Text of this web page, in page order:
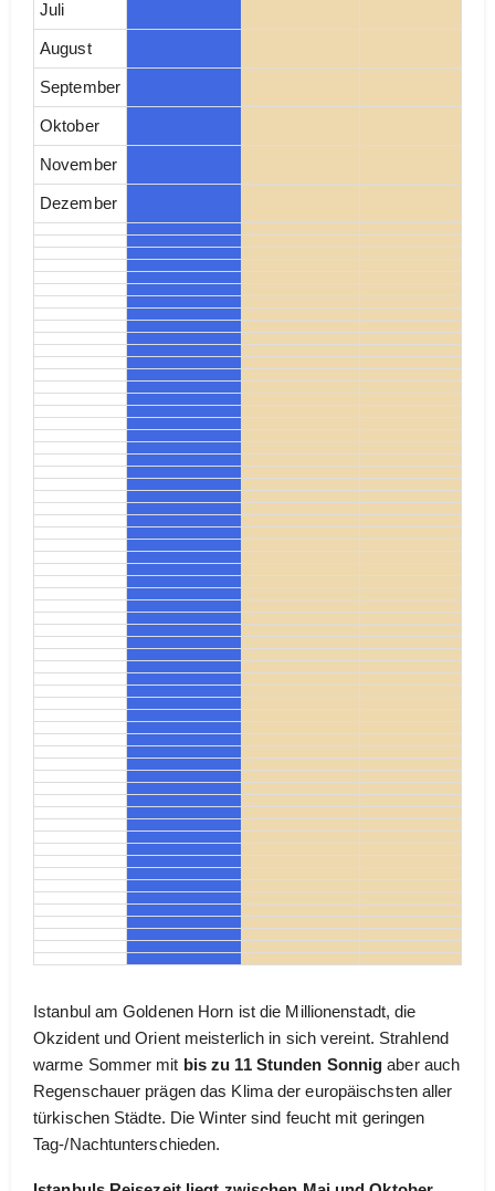
Juli
August
September
Oktober
November
Dezember
Istanbul am Goldenen Horn ist die Millionenstadt, die
Okzident und Orient meisterlich in sich vereint. Strahlend
warme Sommer mit bis zu 11 Stunden Sonnig aber auch
Regenschauer prägen das Klima der europäischsten aller
türkischen Städte. Die Winter sind feucht mit geringen
Tag-/Nachtunterschieden.